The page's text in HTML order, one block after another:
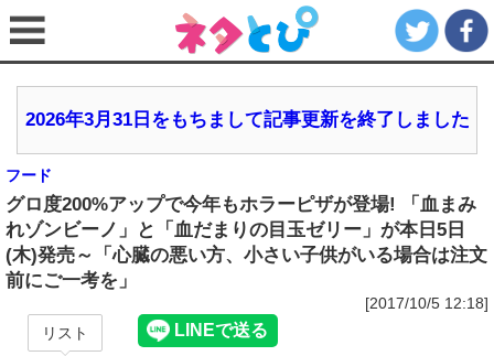
2026年3月31日をもちまして記事更新を終了しました
フード
グロ度200%アップで今年もホラーピザが登場! 「血まみ
れゾンビーノ」と「血だまりの目玉ゼリー」が本日5日
(木)発売～「心臓の悪い方、小さい子供がいる場合は注文
前にご一考を」
[2017/10/5 12:18]
リスト